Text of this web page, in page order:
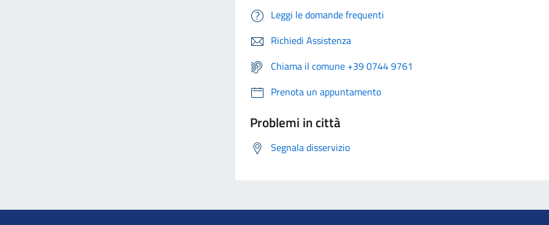
Leggi le domande frequenti
Richiedi Assistenza
Chiama il comune +39 0744 9761
Prenota un appuntamento
Problemi in città
Segnala disservizio